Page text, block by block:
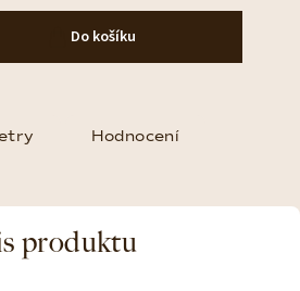
Do košíku
Hodnocení
produktu